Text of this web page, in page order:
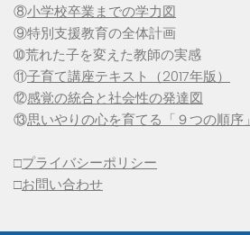
⑧小学校卒業までの学力図
⑨特別支援教育の全体計画
➉荒れた子を変えた教師の実感
⑪子育て講座テキスト（2017年版）
⑫感覚の統合と社会性の発達図
⑬思いやりの心を育てる「９つの順序」
□プライバシーポリシー
□お問い合わせ